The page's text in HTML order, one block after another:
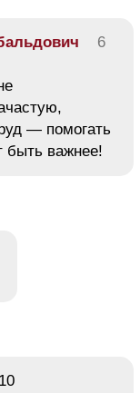
6
— помогать
важнее!